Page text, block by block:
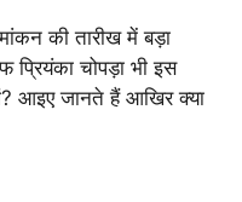
की तारीख में बड़ा
प्रियंका चोपड़ा भी इस
आइए जानते हैं आखिर क्या